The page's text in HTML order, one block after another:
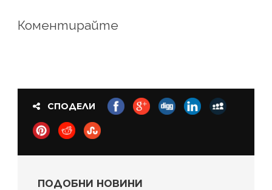
Коментирайте
СПОДЕЛИ
ПОДОБНИ НОВИНИ